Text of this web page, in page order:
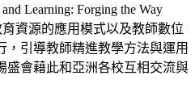
Learning: Forging the Way
資源的應用模式以及教師數位
引導教師精進教學方法與運用
盛會藉此和亞洲各校互相交流與